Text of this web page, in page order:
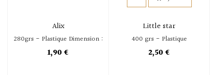
Alix
280grs - Plastique Dimension :
12 cm...
1,90 €
Little star
400 grs - Plastique
2,50 €